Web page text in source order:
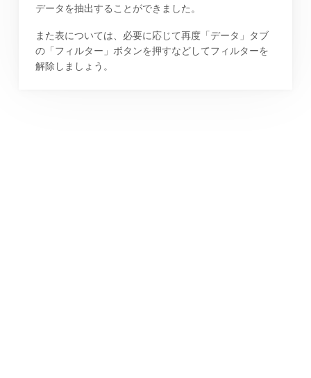
データを抽出することができました。
また表については、必要に応じて再度「データ」タブ
の「フィルター」ボタンを押すなどしてフィルターを
解除しましょう。